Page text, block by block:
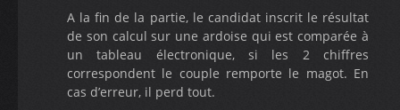
A la fin de la partie, le candidat inscrit le résultat
de son calcul sur une ardoise qui est comparée à
un tableau électronique, si les 2 chiffres
correspondent le couple remporte le magot. En
cas d’erreur, il perd tout.